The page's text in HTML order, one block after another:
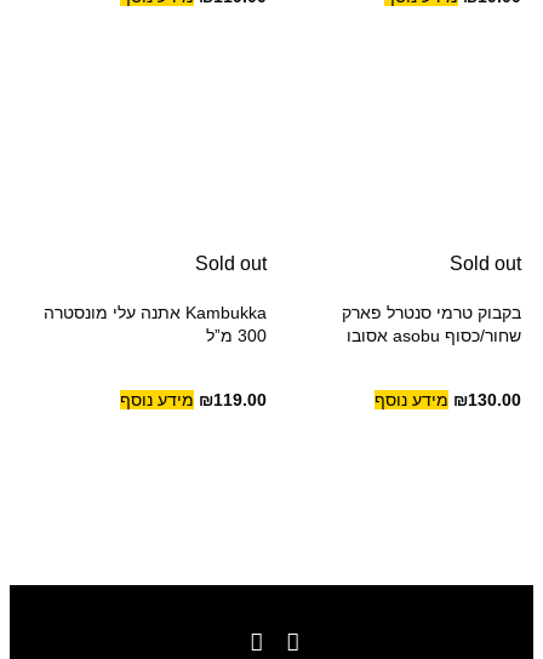
Sold out
בקבוק טרמי סנטרל פארק
שחור/כסוף asobu אסובו
₪130.00 מידע נוסף
Sold out
Kambukka אתנה עלי מונסטרה
300 מ”ל
₪119.00 מידע נוסף